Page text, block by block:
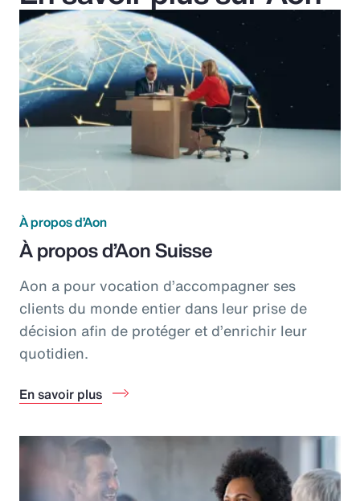
À propos d’Aon
À propos d’Aon Suisse
Aon a pour vocation d’accompagner ses
clients du monde entier dans leur prise de
décision afin de protéger et d’enrichir leur
quotidien.
En savoir plus